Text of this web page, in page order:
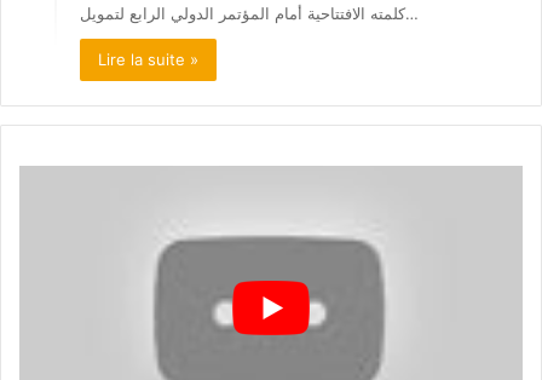
كلمته الافتتاحية أمام المؤتمر الدولي الرابع لتمويل…
Lire la suite »